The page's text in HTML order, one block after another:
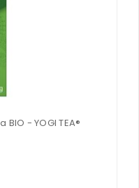
BIO - YOGI TEA®